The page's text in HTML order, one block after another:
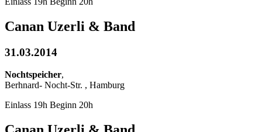
Canan Uzerli & Band
31.03.2014
Nochtspeicher,
Berhnard- Nocht-Str. , Hamburg
Einlass 19h Beginn 20h